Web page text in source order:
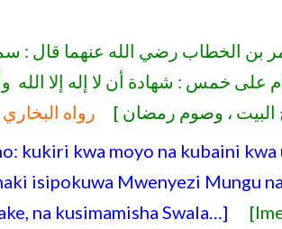
بن الخطاب رضي الله عنهما قال :
على خمس : شهادة أن لا إله إلا الله
البيت ، وصوم رمضان ]
رواه
kukiri kwa moyo na kubaini
isipokuwa Mwenyezi Mungu
na kusimamisha Swala…]